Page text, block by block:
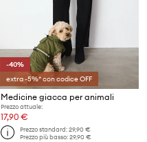
-40%
extra -5%* con codice OFF
Medicine giacca per animali
Prezzo attuale:
17,90 €
Prezzo standard:29,90 €
Prezzo più basso:29,90 €